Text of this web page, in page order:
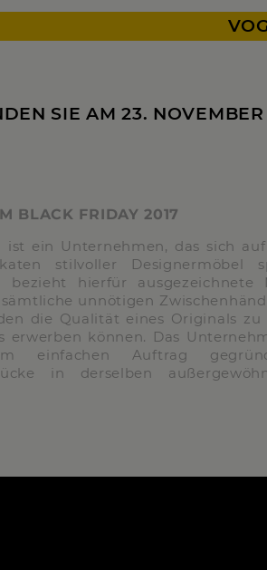
SIE AM 23.
BLACK FRIDAY 2017
ist ein Unternehmen, das sich
stilvoller Designermöbel
bezieht hierfür ausgezeichnete
unnötigen
die Qualität eines Originals zu
erwerben können. Das
einfachen Auftrag
in derselben